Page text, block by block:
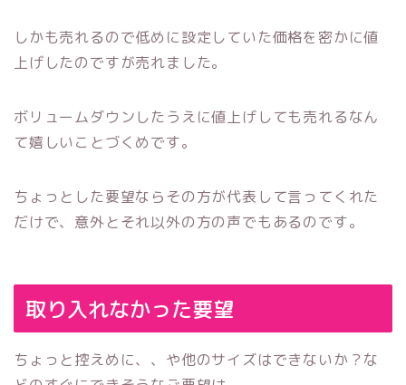
しかも売れるので低めに設定していた価格を密かに値
上げしたのですが売れました。
ボリュームダウンしたうえに値上げしても売れるなん
て嬉しいことづくめです。
ちょっとした要望ならその方が代表して言ってくれた
だけで、意外とそれ以外の方の声でもあるのです。
取り入れなかった要望
ちょっと控えめに、、や他のサイズはできないか？な